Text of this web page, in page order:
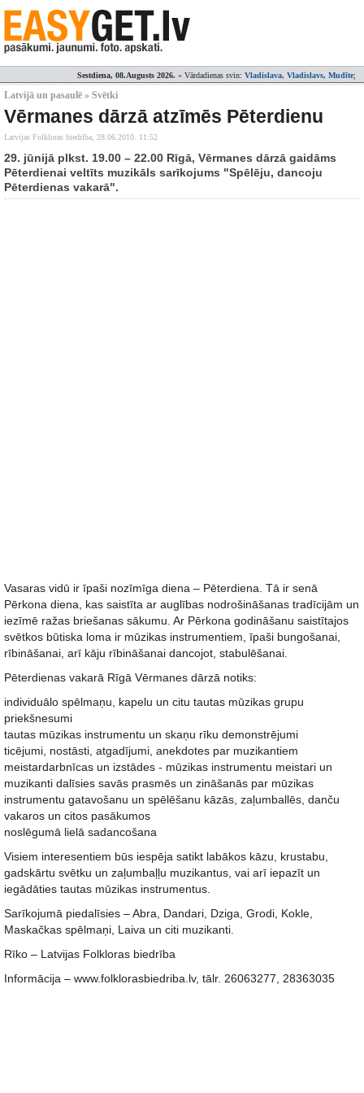
Sestdiena, 08.Augusts 2026. » Vārdadienas svin: Vladislava, Vladislavs, Mudīte;
Latvijā un pasaulē » Svētki
Vērmanes dārzā atzīmēs Pēterdienu
Latvijas Folkloras biedrība, 28.06.2010. 11:52
29. jūnijā plkst. 19.00 – 22.00 Rīgā, Vērmanes dārzā gaidāms
Pēterdienai veltīts muzikāls sarīkojums "Spēlēju, dancoju
Pēterdienas vakarā".
Vasaras vidū ir īpaši nozīmīga diena – Pēterdiena. Tā ir senā
Pērkona diena, kas saistīta ar auglības nodrošināšanas tradīcijām un
iezīmē ražas briešanas sākumu. Ar Pērkona godināšanu saistītajos
svētkos būtiska loma ir mūzikas instrumentiem, īpaši bungošanai,
rībināšanai, arī kāju rībināšanai dancojot, stabulēšanai.
Pēterdienas vakarā Rīgā Vērmanes dārzā notiks:
individuālo spēlmaņu, kapelu un citu tautas mūzikas grupu
priekšnesumi
tautas mūzikas instrumentu un skaņu rīku demonstrējumi
ticējumi, nostāsti, atgadījumi, anekdotes par muzikantiem
meistardarbnīcas un izstādes - mūzikas instrumentu meistari un
muzikanti dalīsies savās prasmēs un zināšanās par mūzikas
instrumentu gatavošanu un spēlēšanu kāzās, zaļumballēs, danču
vakaros un citos pasākumos
noslēgumā lielā sadancošana
Visiem interesentiem būs iespēja satikt labākos kāzu, krustabu,
gadskārtu svētku un zaļumbaļļu muzikantus, vai arī iepazīt un
iegādāties tautas mūzikas instrumentus.
Sarīkojumā piedalīsies – Abra, Dandari, Dziga, Grodi, Kokle,
Maskačkas spēlmaņi, Laiva un citi muzikanti.
Rīko – Latvijas Folkloras biedrība
Informācija – www.folklorasbiedriba.lv, tālr. 26063277, 28363035